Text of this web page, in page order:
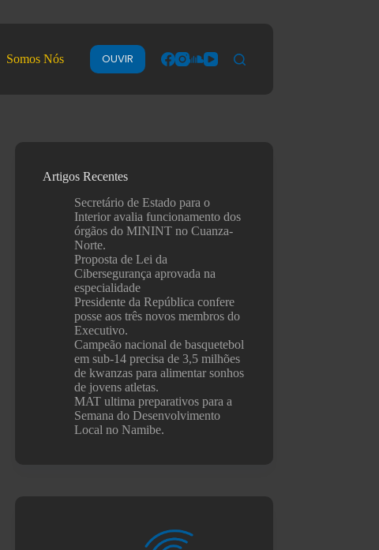
Somos Nós OUVIR
Artigos Recentes
Secretário de Estado para o
Interior avalia funcionamento dos
órgãos do MININT no Cuanza-
Norte.
Proposta de Lei da
Cibersegurança aprovada na
especialidade
Presidente da República confere
posse aos três novos membros do
Executivo.
Campeão nacional de basquetebol
em sub-14 precisa de 3,5 milhões
de kwanzas para alimentar sonhos
de jovens atletas.
MAT ultima preparativos para a
Semana do Desenvolvimento
Local no Namibe.